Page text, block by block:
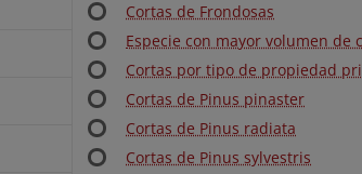
Cortas de Frondosas
Especie con mayor volumen de
Cortas por tipo de propiedad
Cortas de Pinus pinaster
Cortas de Pinus radiata
Cortas de Pinus sylvestris